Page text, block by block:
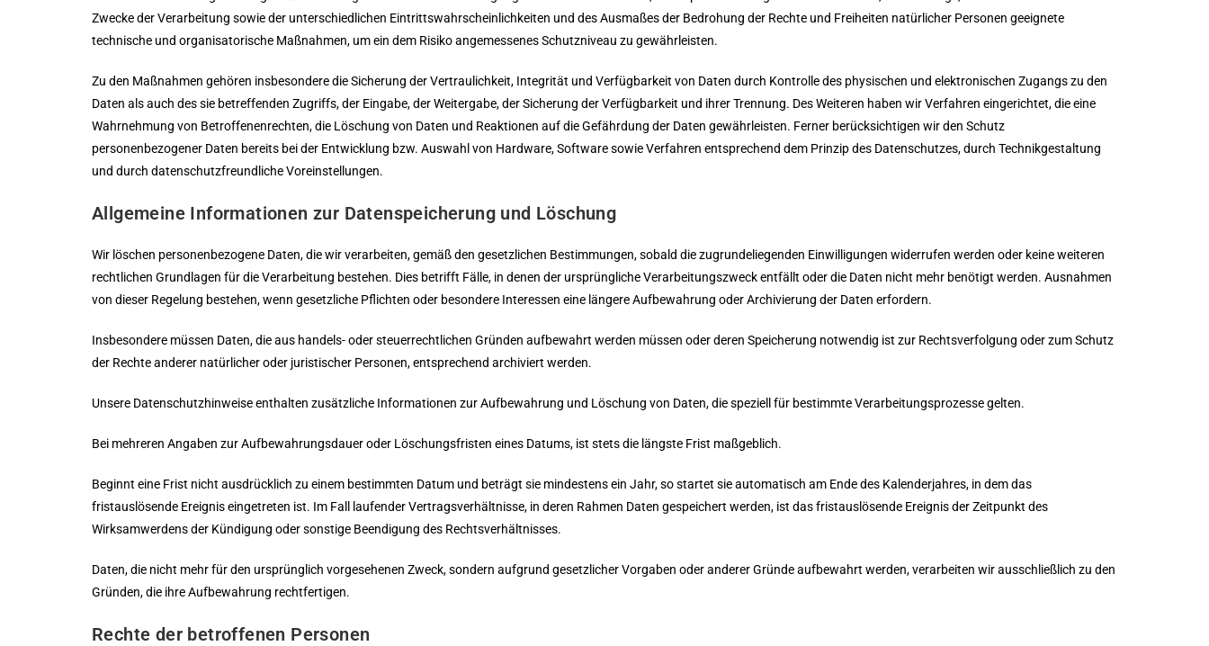
Zwecke der Verarbeitung sowie der unterschiedlichen Eintrittswahrscheinlichkeiten und des Ausmaßes der Bedrohung der Rechte und Freiheiten natürlicher Personen geeignete
technische und organisatorische Maßnahmen, um ein dem Risiko angemessenes Schutzniveau zu gewährleisten.
Zu den Maßnahmen gehören insbesondere die Sicherung der Vertraulichkeit, Integrität und Verfügbarkeit von Daten durch Kontrolle des physischen und elektronischen Zugangs zu den
Daten als auch des sie betreffenden Zugriffs, der Eingabe, der Weitergabe, der Sicherung der Verfügbarkeit und ihrer Trennung. Des Weiteren haben wir Verfahren eingerichtet, die eine
Wahrnehmung von Betroffenenrechten, die Löschung von Daten und Reaktionen auf die Gefährdung der Daten gewährleisten. Ferner berücksichtigen wir den Schutz
personenbezogener Daten bereits bei der Entwicklung bzw. Auswahl von Hardware, Software sowie Verfahren entsprechend dem Prinzip des Datenschutzes, durch Technikgestaltung
und durch datenschutzfreundliche Voreinstellungen.
Allgemeine Informationen zur Datenspeicherung und Löschung
Wir löschen personenbezogene Daten, die wir verarbeiten, gemäß den gesetzlichen Bestimmungen, sobald die zugrundeliegenden Einwilligungen widerrufen werden oder keine weiteren
rechtlichen Grundlagen für die Verarbeitung bestehen. Dies betrifft Fälle, in denen der ursprüngliche Verarbeitungszweck entfällt oder die Daten nicht mehr benötigt werden. Ausnahmen
von dieser Regelung bestehen, wenn gesetzliche Pflichten oder besondere Interessen eine längere Aufbewahrung oder Archivierung der Daten erfordern.
Insbesondere müssen Daten, die aus handels- oder steuerrechtlichen Gründen aufbewahrt werden müssen oder deren Speicherung notwendig ist zur Rechtsverfolgung oder zum Schutz
der Rechte anderer natürlicher oder juristischer Personen, entsprechend archiviert werden.
Unsere Datenschutzhinweise enthalten zusätzliche Informationen zur Aufbewahrung und Löschung von Daten, die speziell für bestimmte Verarbeitungsprozesse gelten.
Bei mehreren Angaben zur Aufbewahrungsdauer oder Löschungsfristen eines Datums, ist stets die längste Frist maßgeblich.
Beginnt eine Frist nicht ausdrücklich zu einem bestimmten Datum und beträgt sie mindestens ein Jahr, so startet sie automatisch am Ende des Kalenderjahres, in dem das
fristauslösende Ereignis eingetreten ist. Im Fall laufender Vertragsverhältnisse, in deren Rahmen Daten gespeichert werden, ist das fristauslösende Ereignis der Zeitpunkt des
Wirksamwerdens der Kündigung oder sonstige Beendigung des Rechtsverhältnisses.
Daten, die nicht mehr für den ursprünglich vorgesehenen Zweck, sondern aufgrund gesetzlicher Vorgaben oder anderer Gründe aufbewahrt werden, verarbeiten wir ausschließlich zu den
Gründen, die ihre Aufbewahrung rechtfertigen.
Rechte der betroffenen Personen